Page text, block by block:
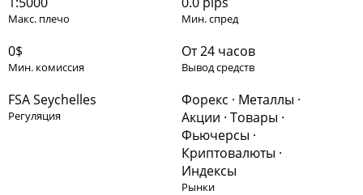
Макс. плечо Мин. спред
0$
Мин. комиссия
От 24 часов
Вывод средств
FSA Seychelles
Регуляция
Форекс · Металлы ·
Акции · Товары ·
Фьючерсы ·
Криптовалюты ·
Индексы
Рынки